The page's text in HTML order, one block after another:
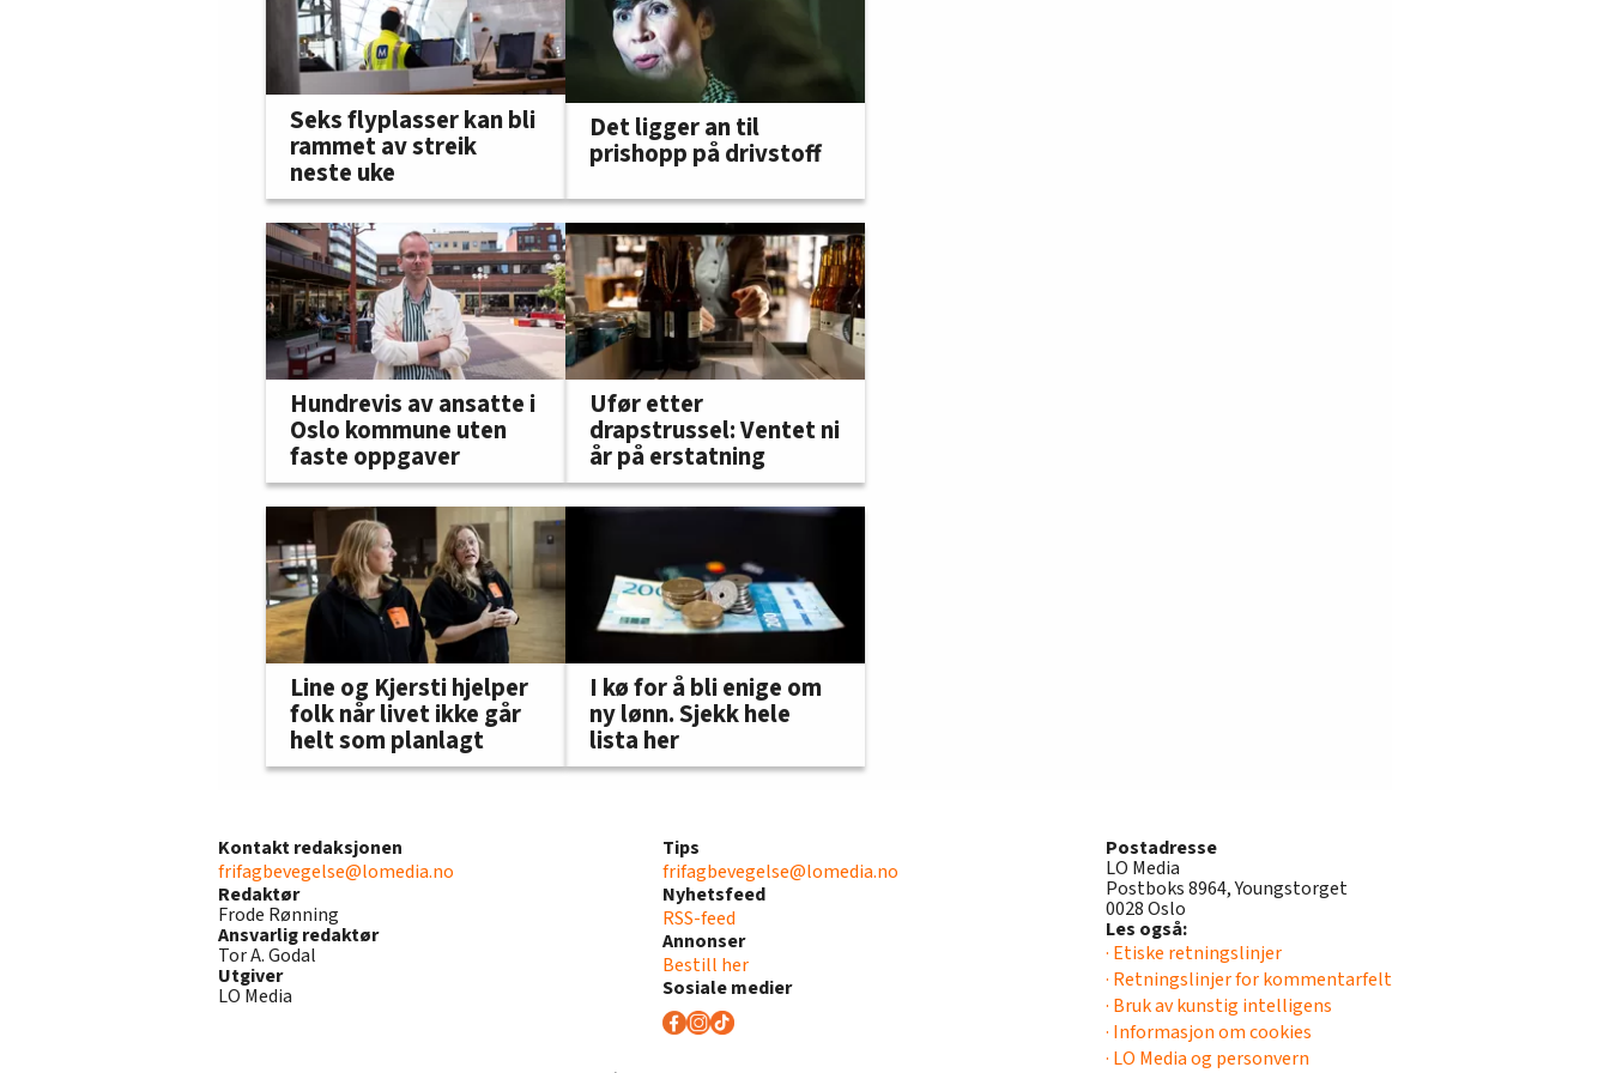
Seks flyplasser kan bli
rammet av streik
neste uke
Det ligger an til
prishopp på drivstoff
Hundrevis av ansatte i
Oslo kommune uten
faste oppgaver
Ufør etter
drapstrussel: Ventet ni
år på erstatning
Line og Kjersti hjelper
folk når livet ikke går
helt som planlagt
I kø for å bli enige om
ny lønn. Sjekk hele
lista her
Kontakt redaksjonen
frifagbevegelse@lomedia.no
Redaktør
Frode Rønning
Ansvarlig redaktør
Tor A. Godal
Utgiver
LO Media
Tips
frifagbevegelse@lomedia.no
Nyhetsfeed
RSS-feed
Annonser
Bestill her
Sosiale medier
Postadresse
LO Media
Postboks 8964, Youngstorget
0028 Oslo
Les også:
· Etiske retningslinjer
· Retningslinjer for kommentarfelt
· Bruk av kunstig intelligens
· Informasjon om cookies
· LO Media og personvern